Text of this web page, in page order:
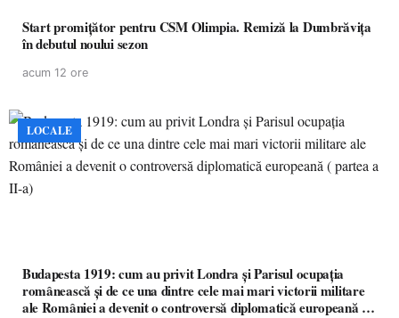
Start promițător pentru CSM Olimpia. Remiză la Dumbrăvița
în debutul noului sezon
acum 12 ore
LOCALE
Budapesta 1919: cum au privit Londra și Parisul ocupația
românească și de ce una dintre cele mai mari victorii militare
ale României a devenit o controversă diplomatică europeană (